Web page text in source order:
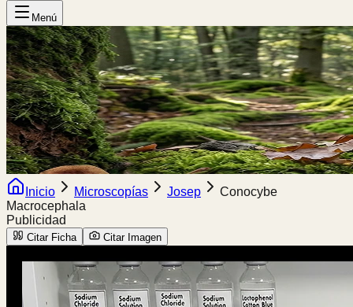
Menú
Inicio Microscopías Josep
Conocybe
Macrocephala
Publicidad
Citar Ficha Citar Imagen